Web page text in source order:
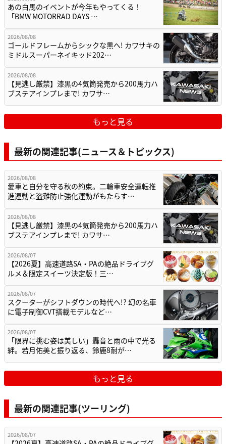
あの白馬のイベントが今年もやってくる！
「BMW MOTORRAD DAYS …
2026/08/08
ゴールドフレームからシックな黒へ! カワサキの
ミドルスーパーネイキッド202…
2026/08/08
【見逃し厳禁】漆黒の4気筒発売から200馬力ハ
ブステアインプレまで! カワサ…
もっと見る
最新の関連記事(ニュース＆トピックス)
2026/08/08
愛車と自分を守る秋の約束。二輪車安全運転推
進運動と盗難防止強化運動がもたらす…
2026/08/08
【見逃し厳禁】漆黒の4気筒発売から200馬力ハ
ブステアインプレまで! カワサ…
2026/08/07
【2026夏】高速道路SA・PAの絶品ドライブグ
ルメ＆限定スイーツ決定版！三…
2026/08/07
スクーターがシフトダウンの時代へ!? 幻の名車
に電子制御CVT搭載モデルなど…
2026/08/07
「限界に挑む姿は美しい」轟音と雨の中で光る
絆。若月佑美と振り返る、鈴鹿8耐が…
もっと見る
最新の関連記事(ツーリング)
2026/08/07